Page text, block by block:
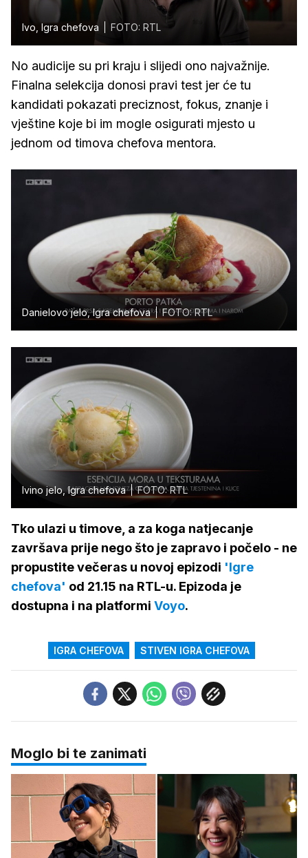
Ivo, Igra chefova FOTO: RTL
No audicije su pri kraju i slijedi ono najvažnije.
Finalna selekcija donosi pravi test jer će tu
kandidati pokazati preciznost, fokus, znanje i
vještine koje bi im mogle osigurati mjesto u
jednom od timova chefova mentora.
Danielovo jelo, Igra chefova FOTO: RTL
Ivino jelo, Igra chefova FOTO: RTL
Tko ulazi u timove, a za koga natjecanje
završava prije nego što je zapravo i počelo - ne
propustite večeras u novoj epizodi 'Igre
chefova' od 21.15 na RTL-u. Epizoda je
dostupna i na platformi Voyo.
IGRA CHEFOVA STIVEN IGRA CHEFOVA
Moglo bi te zanimati